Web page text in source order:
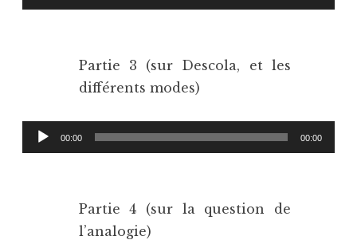
audio
Partie 3 (sur Descola, et les
différents modes)
Lecteur
audio
00:00 00:00
Partie 4 (sur la question de
l’analogie)